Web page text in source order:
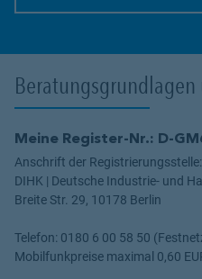
Meine Register-Nr.: D-
Anschrift der Registrierungsstelle:
DIHK | Deutsche Industrie- und
Breite Str. 29, 10178 Berlin
Telefon: 0180 6 00 58 50
Mobilfunkpreise maximal 0,60